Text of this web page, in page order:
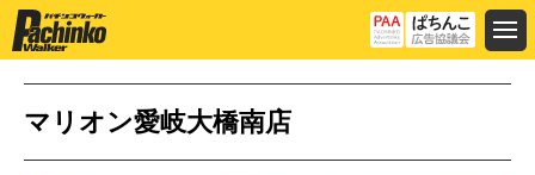
マリオン愛岐大橋南店